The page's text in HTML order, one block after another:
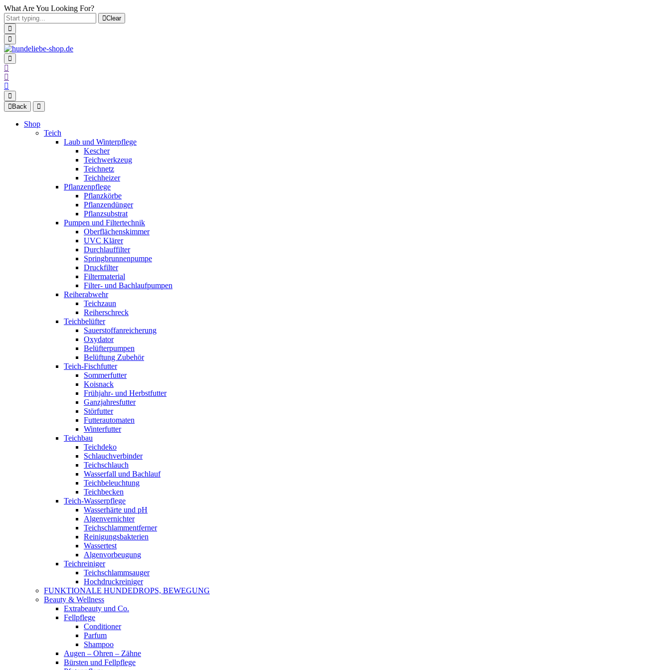
What Are You Looking For?
Clear
Back
Shop
Teich
Laub und Winterpflege
Kescher
Teichwerkzeug
Teichnetz
Teichheizer
Pflanzenpflege
Pflanzkörbe
Pflanzendünger
Pflanzsubstrat
Pumpen und Filtertechnik
Oberflächenskimmer
UVC Klärer
Durchlauffilter
Springbrunnenpumpe
Druckfilter
Filtermaterial
Filter- und Bachlaufpumpen
Reiherabwehr
Teichzaun
Reiherschreck
Teichbelüfter
Sauerstoffanreicherung
Oxydator
Belüfterpumpen
Belüftung Zubehör
Teich-Fischfutter
Sommerfutter
Koisnack
Frühjahr- und Herbstfutter
Ganzjahresfutter
Störfutter
Futterautomaten
Winterfutter
Teichbau
Teichdeko
Schlauchverbinder
Teichschlauch
Wasserfall und Bachlauf
Teichbeleuchtung
Teichbecken
Teich-Wasserpflege
Wasserhärte und pH
Algenvernichter
Teichschlammentferner
Reinigungsbakterien
Wassertest
Algenvorbeugung
Teichreiniger
Teichschlammsauger
Hochdruckreiniger
FUNKTIONALE HUNDEDROPS, BEWEGUNG
Beauty & Wellness
Extrabeauty und Co.
Fellpflege
Conditioner
Parfum
Shampoo
Augen – Ohren – Zähne
Bürsten und Fellpflege